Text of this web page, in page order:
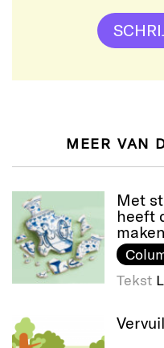
MEER VAN
Met
heeft
maken
Tekst